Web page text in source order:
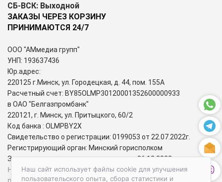
Наш сайт использует файлы cookie для улучшения
пользовательского опыта, сбора статистики и
СБ-ВСК: Выходной
ЗАКАЗЫ ЧЕРЕЗ КОРЗИНУ
ПРИНИМАЮТСЯ 24/7
ООО "АМмедиа групп"
УНП: 193637436
Юр.адрес:
220125 г.Минск, ул. Городецкая, д. 44, пом. 155А
Расчетный счет: BY85OLMP30120001352600000933
в ОАО "Белгазпромбанк"
220121, г. Минск, ул. Притыцкого, 60/2
Код банка : OLMPBY2X
Свидетельство о регистрации: 0199053 от 22.07.2022г.
Регистрирующий орган: Минский горисполком
Зарегистрирован в торговом реестре: 06.12.2022г.
Номера городских телефонов уполномоченных по защите